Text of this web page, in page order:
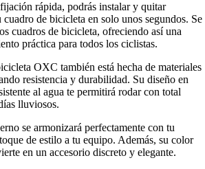
rápida, podrás instalar y quitar
de bicicleta en solo unos segundos. Se
cuadros de bicicleta, ofreciendo así una
práctica para todos los ciclistas.
OXC también está hecha de materiales
resistencia y durabilidad. Su diseño en
al agua te permitirá rodar con total
lluviosos.
se armonizará perfectamente con tu
de estilo a tu equipo. Además, su color
en un accesorio discreto y elegante.